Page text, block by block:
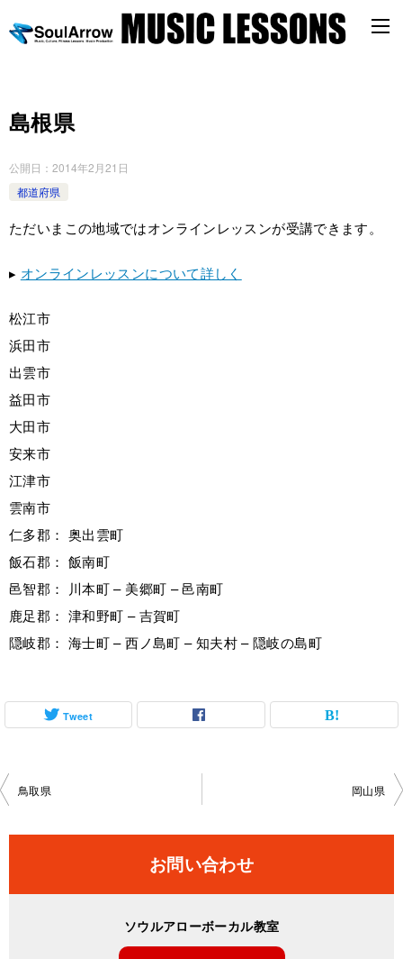
島根県
公開日： 2014年2月21日
都道府県
ただいまこの地域ではオンラインレッスンが受講できます。
▸ オンラインレッスンについて詳しく
松江市
浜田市
出雲市
益田市
大田市
安来市
江津市
雲南市
仁多郡： 奥出雲町
飯石郡： 飯南町
邑智郡： 川本町 – 美郷町 – 邑南町
鹿足郡： 津和野町 – 吉賀町
隠岐郡： 海士町 – 西ノ島町 – 知夫村 – 隠岐の島町
Tweet
投
ビ
鳥取県 岡山県
お問い合わせ
ソウルアローボーカル教室